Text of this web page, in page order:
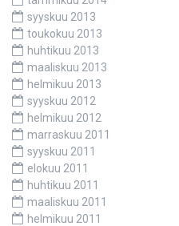
syyskuu 2013
toukokuu 2013
huhtikuu 2013
maaliskuu 2013
helmikuu 2013
syyskuu 2012
helmikuu 2012
marraskuu 2011
syyskuu 2011
elokuu 2011
huhtikuu 2011
maaliskuu 2011
helmikuu 2011